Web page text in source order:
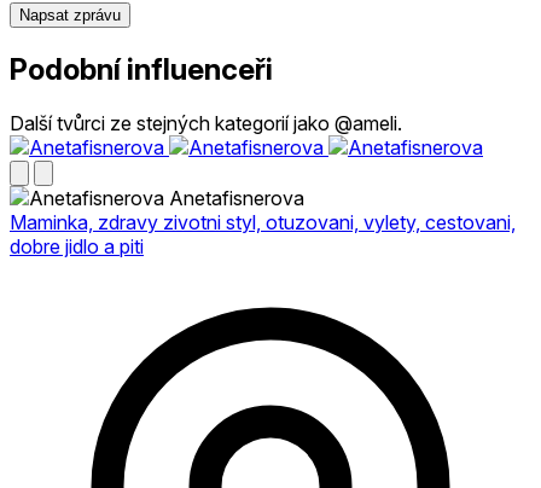
Napsat zprávu
Podobní influenceři
Další tvůrci ze stejných kategorií jako @ameli.
Anetafisnerova
Maminka, zdravy zivotni styl, otuzovani, vylety, cestovani,
dobre jidlo a piti